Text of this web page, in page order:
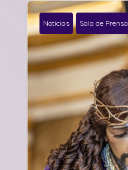
Noticias Sala de Prensa